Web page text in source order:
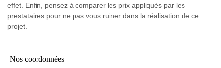
effet. Enfin, pensez à comparer les prix appliqués par les
prestataires pour ne pas vous ruiner dans la réalisation de ce
projet.
Nos coordonnées